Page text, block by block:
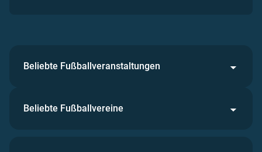
Beliebte Fußballveranstaltungen
Beliebte Fußballvereine